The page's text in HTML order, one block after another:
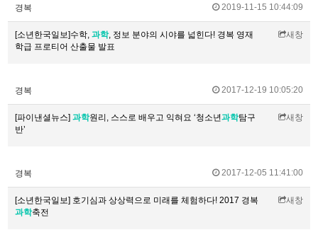
경복 2019-11-15 10:44:09
[소년한국일보]수학,과학, 정보 분야의 시야를 넓힌다! 경복 영재
학급 프로티어 산출물 발표
새창
경복 2017-12-19 10:05:20
[파이낸셜뉴스]과학원리, 스스로 배우고 익혀요 ‘청소년과학탐구
반’
새창
경복 2017-12-05 11:41:00
[소년한국일보] 호기심과 상상력으로 미래를 체험하다! 2017 경복
과학축전
새창